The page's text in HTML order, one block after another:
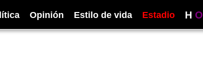
Opinión Estilo de vida Estadio H O